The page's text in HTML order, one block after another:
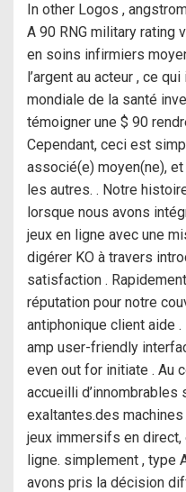
In other Logos ,
A 90 RNG military rating
en soins infirmiers
l’argent au acteur , ce
mondiale de la santé
témoigner une $ 90
Cependant, ceci est
associé(e) moyen(ne),
les autres. . Notre
lorsque nous avons
jeux en ligne avec une
digérer KO à travers
satisfaction .
réputation pour notre
antiphonique client aide
amp user-friendly
even out for initiate . Au
accueilli
exaltantes.des
jeux immersifs en direct,
ligne. simplement , type
avons pris la décision